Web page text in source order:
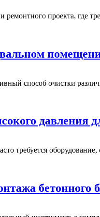
проекта, где
способ очистки
давления
требуется оборудование,
бетонного